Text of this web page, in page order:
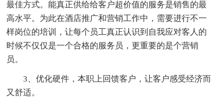
最佳方式。能真正供给给客户超价值的服务是销售的最
高水平。为此在酒店推广和营销工作中，需要进行不一
样岗位的培训，让每个员工真正认识到自我应对客人的
时候不仅仅是一个合格的服务员，更重要的是个营销
员。
3、优化硬件，本职上回馈客户，让客户感受经济而
又舒适。